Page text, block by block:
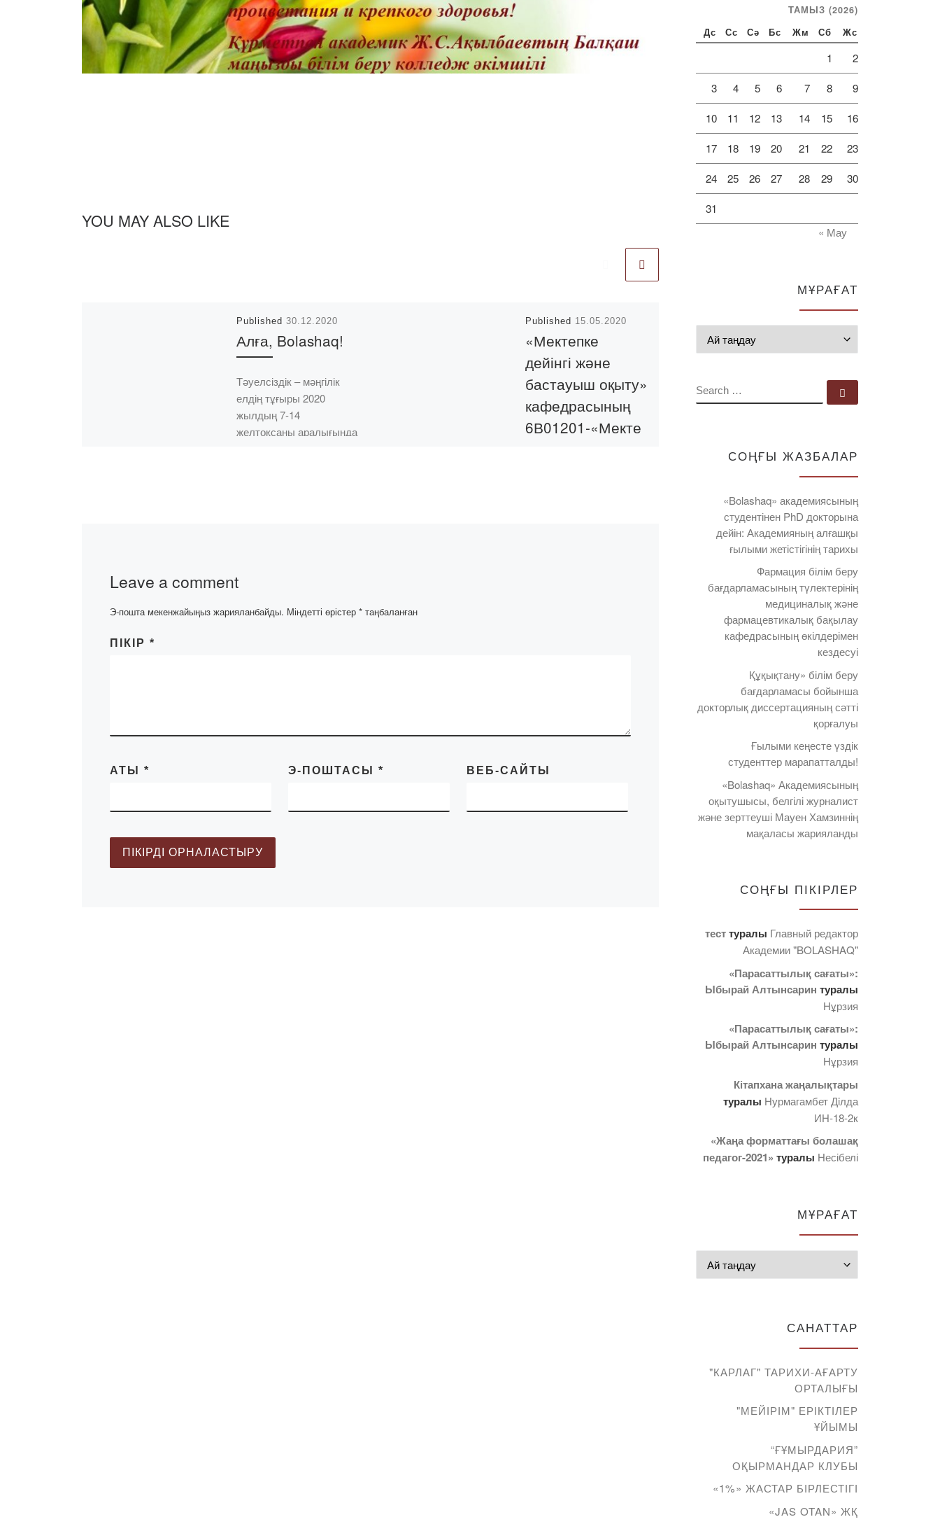
YOU MAY ALSO LIKE
Published30.12.2020
Алға, Bolashaq!
Тәуелсіздік – мәңгілік
елдің тұғыры 2020
жылдың 7-14
желтоқсаны аралығында
Published 15.05.2020
«Мектепке
дейінгі және
бастауыш оқыту»
кафедрасының
6В01201-«Мекте
дипломдық жұмыстың
сонымен қатар
Кәсіптік бағдар
2022 жылдың 14
пәндер кафедрасының
кафедраның аға
оқытушысы Темиреева
Кумисжан
Слямгазиновна
«Қарағанды
медициналық
интерколледж» ЖМ-де
[…]
Leave a comment
Э-пошта мекенжайыңыз жарияланбайды. Міндетті өрістер * таңбаланған
ПІКІР *
АТЫ * Э-ПОШТАСЫ * ВЕБ-САЙТЫ
ТАМЫЗ (2026)
Дс Сс Сә Бс Жм Сб Жс
1 2
3 4 5 6 7 8 9
10 11 12 13 14 15 16
17 18 19 20 21 22 23
24 25 26 27 28 29 30
31
« Мау
МҰРАҒАТ
SEARCH
СОҢҒЫ ЖАЗБАЛАР
«Bolashaq» академиясының
студентінен PhD докторына
дейін: Академияның алғашқы
ғылыми жетістігінің тарихы
Фармация білім беру
бағдарламасының түлектерінің
медициналық және
фармацевтикалық бақылау
кафедрасының өкілдерімен
кездесуі
Құқықтану» білім беру
бағдарламасы бойынша
докторлық диссертацияның сәтті
қорғалуы
Ғылыми кеңесте үздік
студенттер марапатталды!
«Bolashaq» Академиясының
оқытушысы, белгілі журналист
және зерттеуші Мауен Хамзиннің
мақаласы жарияланды
СОҢҒЫ ПІКІРЛЕР
тесттуралы Главный редактор
Академии "BOLASHAQ"
«Парасаттылық сағаты»:
Ыбырай Алтынсарин туралы
Нұрзия
«Парасаттылық сағаты»:
Ыбырай Алтынсарин туралы
Нұрзия
Кітапхана жаңалықтары
туралы Нурмагамбет Дiлда
ИН-18-2к
«Жаңа форматтағы болашақ
педагог-2021» туралы Несібелі
МҰРАҒАТ
САНАТТАР
"КАРЛАГ" ТАРИХИ-АҒАРТУ
ОРТАЛЫҒЫ
"МЕЙІРІМ" ЕРІКТІЛЕР
ҰЙЫМЫ
“ҒҰМЫРДАРИЯ”
ОҚЫРМАНДАР КЛУБЫ
«1%» ЖАСТАР БІРЛЕСТІГІ
«JAS OTAN» ЖҚ